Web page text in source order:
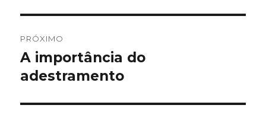
PRÓXIMO
Próximo
post:
A importância do
adestramento